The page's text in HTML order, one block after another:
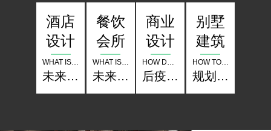
酒店
设计
WHAT IS THE COMPETITION OF HOTELS IN THE FUTURE
未来酒店的竞争是什么？
餐饮
会所
WHAT IS THE COMPETITION OF RESTAURANT THE FUTURE
未来餐厅的竞争是什么？
商业
设计
HOW DO BUSINESSES OPERATE IN THE POST EPIDEMIC PERIOD
后疫情时期商业怎样经营？
别墅
建筑
HOW TO SET UP A CLASSIC IN PLANNING LANDSCAPE ARCHITECTURE
规划 景观 建筑如何树立经典？